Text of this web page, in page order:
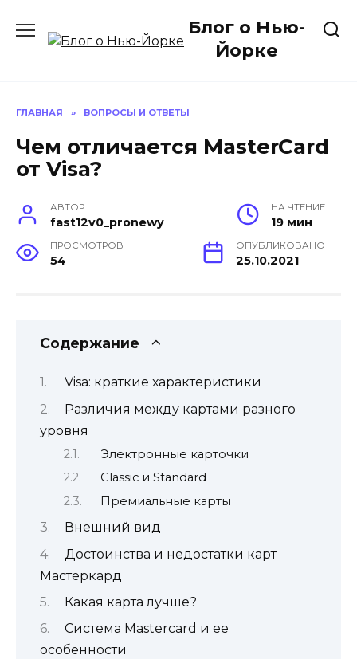
содержанию
Блог о Нью-
Йорке
ГЛАВНАЯ » ВОПРОСЫ И ОТВЕТЫ
Чем отличается MasterCard
от Visa?
АВТОР
fast12v0_pronewy
НА ЧТЕНИЕ
19 мин
ПРОСМОТРОВ
54
ОПУБЛИКОВАНО
25.10.2021
Содержание
Visa: краткие характеристики
Различия между картами разного
уровня
Электронные карточки
Classic и Standard
Премиальные карты
Внешний вид
Достоинства и недостатки карт
Мастеркард
Какая карта лучше?
Система Mastercard и ее
особенности